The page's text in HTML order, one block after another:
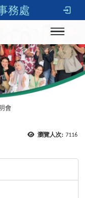
務處
Toggle
會
瀏覽人次: 7116